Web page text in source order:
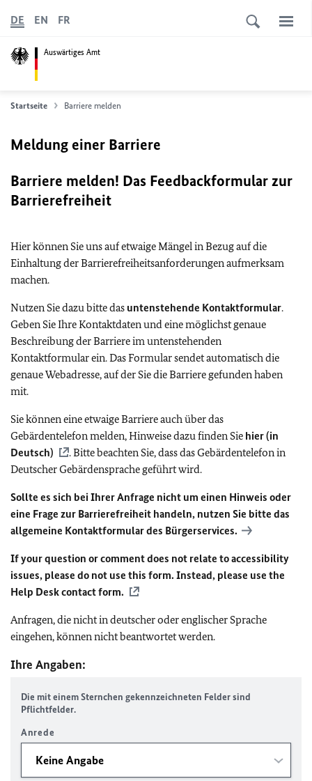
Auswärtiges Amt
DE EN FR
Startseite Barriere melden
Meldung einer Barriere
Barriere melden! Das Feedbackformular zur
Barrierefreiheit
Hier können Sie uns auf etwaige Mängel in Bezug auf die
Einhaltung der Barrierefreiheitsanforderungen aufmerksam
machen.
Nutzen Sie dazu bitte das untenstehende Kontaktformular.
Geben Sie Ihre Kontaktdaten und eine möglichst genaue
Beschreibung der Barriere im untenstehenden
Kontaktformular ein. Das Formular sendet automatisch die
genaue Webadresse, auf der Sie die Barriere gefunden haben
mit.
Sie können eine etwaige Barriere auch über das
Gebärdentelefon melden, Hinweise dazu finden Sie hier (in
Deutsch)
. Bitte beachten Sie, dass das Gebärdentelefon in
Deutscher Gebärdensprache geführt wird.
Sollte es sich bei Ihrer Anfrage nicht um einen Hinweis oder
eine Frage zur Barrierefreiheit handeln, nutzen Sie bitte das
allgemeine Kontaktformular des Bürgerservices.
If your question or comment does not relate to accessibility
issues, please do not use this form. Instead, please use the
Help Desk contact form.
Anfragen, die nicht in deutscher oder englischer Sprache
eingehen, können nicht beantwortet werden.
Ihre Angaben:
Die mit einem Sternchen gekennzeichneten Felder sind
Pflichtfelder.
Anrede